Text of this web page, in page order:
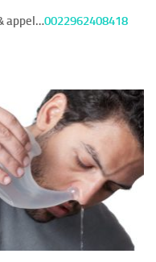
appel…0022962408418